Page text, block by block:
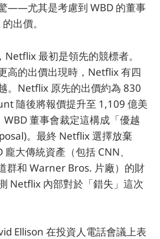
——尤其是考慮到 WBD 的董事
出價。
最初是領先的競標者。
高的出價出現時，Netflix 有四
。Netflix 原先的出價約為 830
隨後將報價提升至 1,109 億美
董事會裁定這構成「優越
。最終 Netflix 選擇放棄
大傳統資產（包括 CNN、
群和 Warner Bros. 片廠）的財
Netflix 內部對於「錯失」這次
Ellison 在投資人電話會議上表